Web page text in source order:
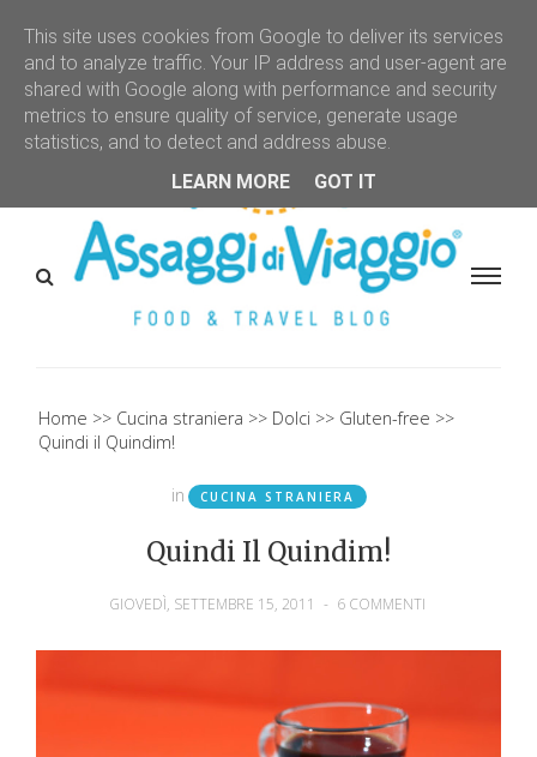
Home Cucina straniera Dolci
Gluten-free
Quindi il Quindim!
in CUCINA STRANIERA
Quindi Il Quindim!
GIOVEDÌ, SETTEMBRE 15, 2011 - 6 COMMENTI
This site uses cookies from Google to deliver its services
and to analyze traffic. Your IP address and user-agent are
shared with Google along with performance and security
metrics to ensure quality of service, generate usage
statistics, and to detect and address abuse.
LEARN MORE
GOT IT